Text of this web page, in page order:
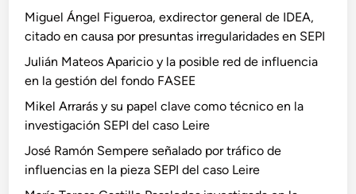
Miguel Ángel Figueroa, exdirector general de IDEA,
citado en causa por presuntas irregularidades en SEPI
Julián Mateos Aparicio y la posible red de influencia
en la gestión del fondo FASEE
Mikel Arrarás y su papel clave como técnico en la
investigación SEPI del caso Leire
José Ramón Sempere señalado por tráfico de
influencias en la pieza SEPI del caso Leire